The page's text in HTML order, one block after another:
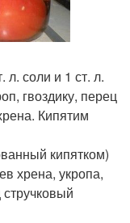
л. соли и 1 ст. л.
гвоздику, перец
Кипятим
кипятком)
хрена, укропа,